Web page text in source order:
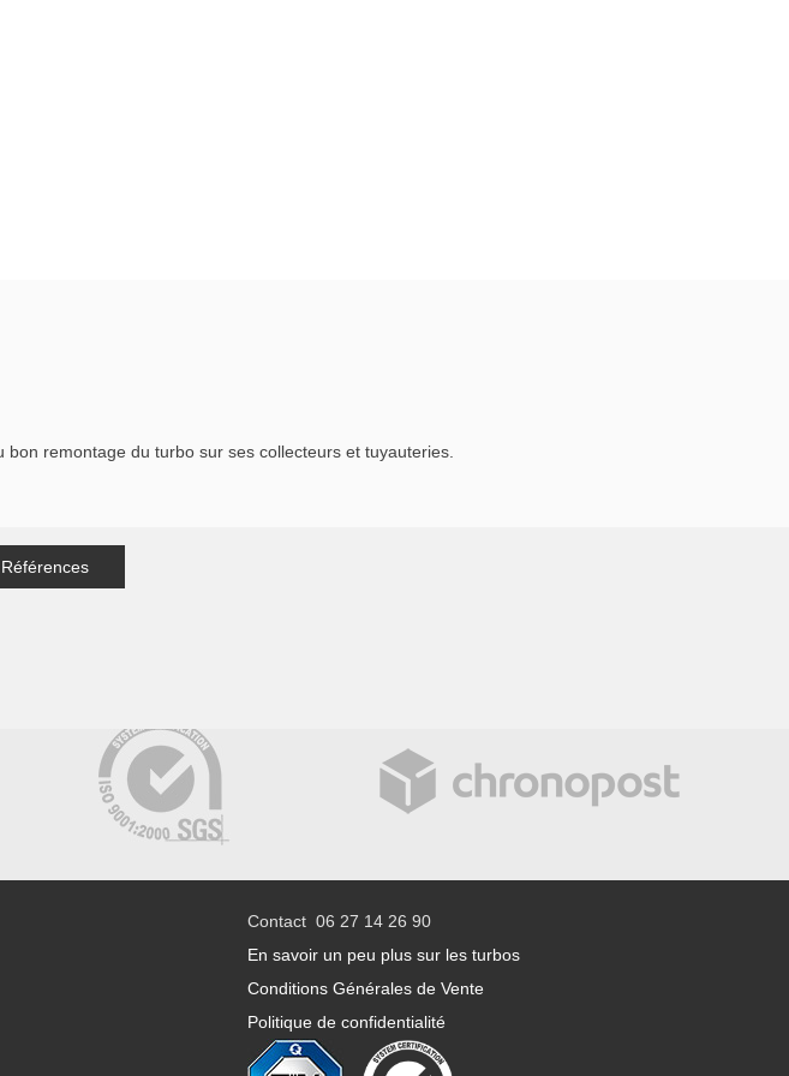
remontage du turbo sur ses collecteurs et tuyauteries.
Contact 06 27 14 26 90
En savoir un peu plus sur les turbos
Conditions Générales de Vente
Politique de confidentialité